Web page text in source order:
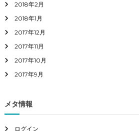
2018年2月
2018年1月
2017年12月
2017年11月
2017年10月
2017年9月
メタ情報
ログイン